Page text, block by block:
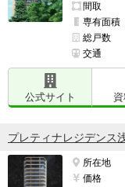
間取
専有面積
総戸数
交通
公式サイト
プレティナレジデンス
所在地
価格